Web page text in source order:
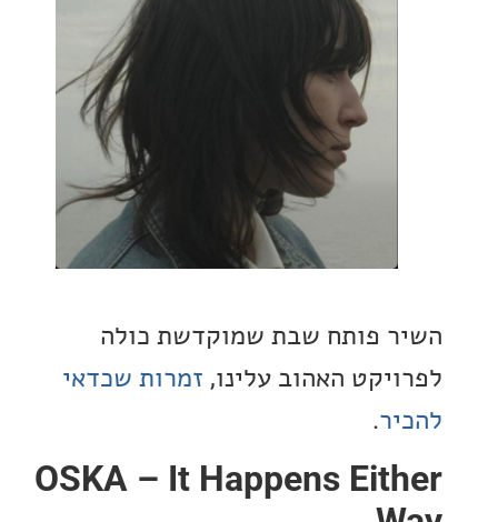
פותח שבת שמוקדשת כולה
האהוב עלינו,זמרות שכדאי
OSKA – It Happens